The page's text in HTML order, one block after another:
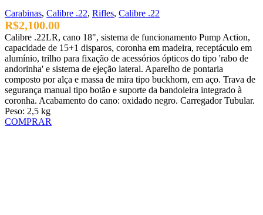
Carabinas, Calibre .22, Rifles, Calibre .22
R$2,100.00
Calibre .22LR, cano 18", sistema de funcionamento Pump Action,
capacidade de 15+1 disparos, coronha em madeira, receptáculo em
alumínio, trilho para fixação de acessórios ópticos do tipo 'rabo de
andorinha' e sistema de ejeção lateral. Aparelho de pontaria
composto por alça e massa de mira tipo buckhorn, em aço. Trava de
segurança manual tipo botão e suporte da bandoleira integrado à
coronha. Acabamento do cano: oxidado negro. Carregador Tubular.
Peso: 2,5 kg
COMPRAR